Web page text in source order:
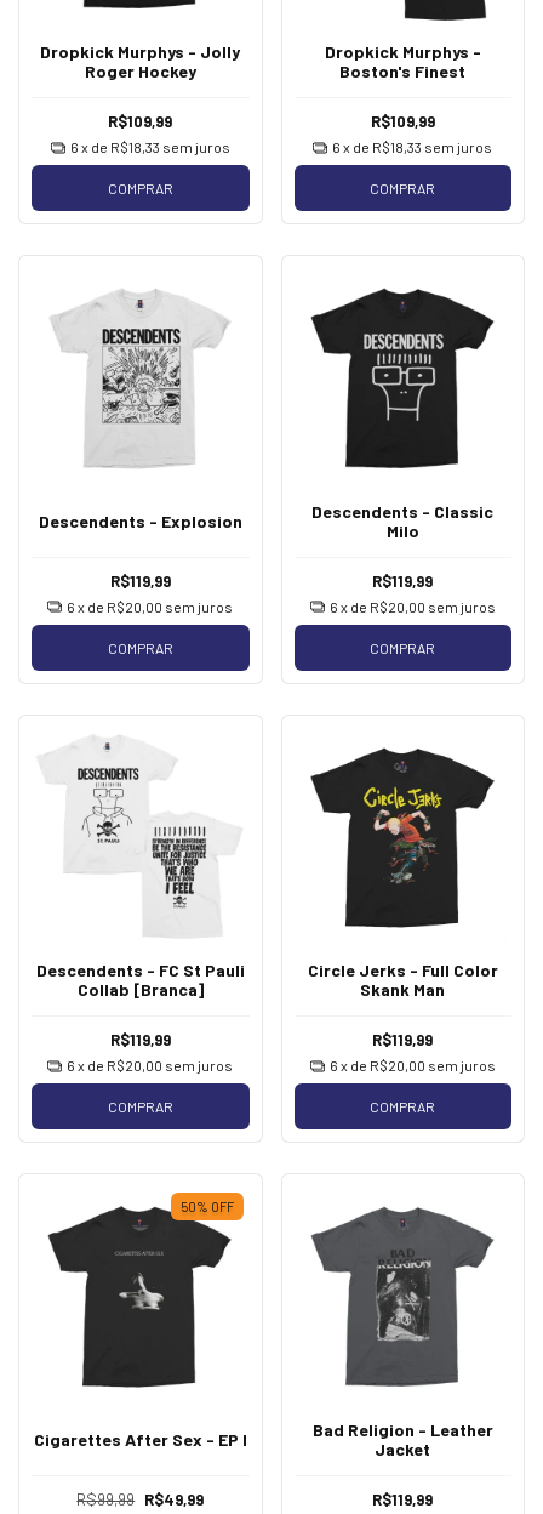
Dropkick Murphys - Jolly
Roger Hockey
R$109,99
6 x de R$18,33 sem juros
COMPRAR
Dropkick Murphys -
Boston's Finest
R$109,99
6 x de R$18,33 sem juros
COMPRAR
Descendents - Explosion
R$119,99
6 x de R$20,00 sem juros
COMPRAR
Descendents - Classic
Milo
R$119,99
6 x de R$20,00 sem juros
COMPRAR
Descendents - FC St Pauli
Collab [Branca]
R$119,99
6 x de R$20,00 sem juros
COMPRAR
Circle Jerks - Full Color
Skank Man
R$119,99
6 x de R$20,00 sem juros
COMPRAR
50% OFF
Cigarettes After Sex - EP I
R$99,99 R$49,99
Bad Religion - Leather
Jacket
R$119,99